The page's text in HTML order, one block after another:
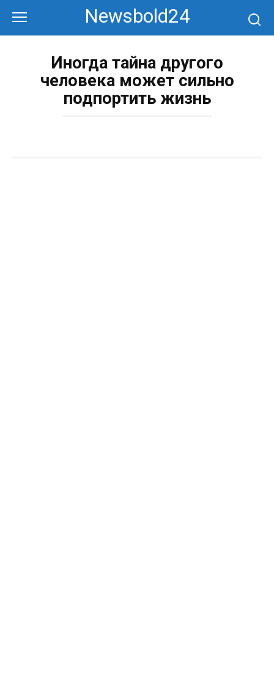
контенту
Newsbold24
Иногда тайна другого
человека может сильно
подпортить жизнь